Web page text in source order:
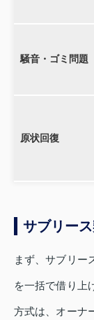
騒音・ゴミ問題
原状回復
サブリー
まず、サブリー
を一括で借り上
方式は、オーナ